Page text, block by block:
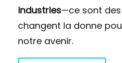
industries—ce sont
changent la donne
notre avenir.